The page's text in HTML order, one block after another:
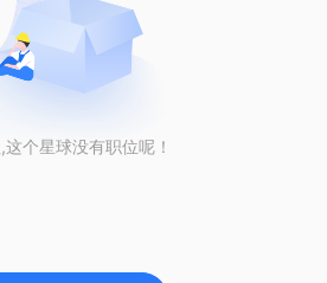
个星球没有职位呢！